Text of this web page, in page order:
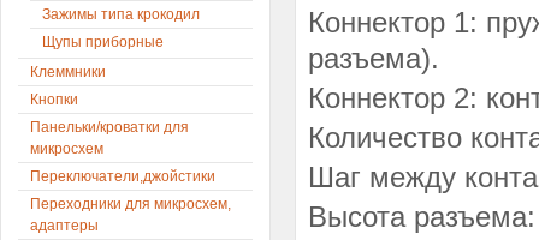
Коннектор 1:
разъема).
Коннектор 2:
Количество
Шаг между
Высота
Зажимы типа крокодил
Щупы приборные
Клеммники
Кнопки
Панельки/кроватки для
микросхем
Переключатели,джойстики
Переходники для микросхем,
адаптеры